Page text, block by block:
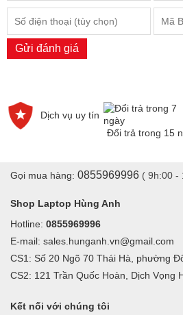
Màn hình laptop sẵn tại kho, thay thế
ngay
CÁC LỖI THƯỜNG GẶP VỚI MÀN
Màn hình laptop bị mất backlight, âm
1. Màn hình bị đứt nét
Nguyên nhân: Lỗi panel màn hình,
Gửi đánh giá
Dịch vụ uy tín
Đổi trả trong 15
Gọi mua hàng: 0855969996 ( 9h:00 -
Shop Laptop Hùng Anh
Hotline: 0855969996
E-mail: sales.hunganh.vn@gmail.com
CS1: Số 20 Ngõ 70 Thái Hà, phường
CS2: 121 Trần Quốc Hoàn, Dịch Vọng
Kết nối với chúng tôi